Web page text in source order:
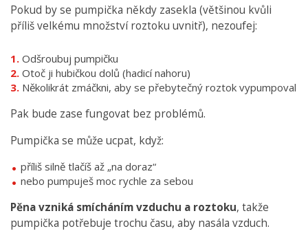
Pokud by se pumpička někdy zasekla (většinou kvůli
příliš velkému množství roztoku uvnitř), nezoufej:
Odšroubuj pumpičku
Otoč ji hubičkou dolů (hadicí nahoru)
Několikrát zmáčkni, aby se přebytečný roztok vypumpoval
Pak bude zase fungovat bez problémů.
Pumpička se může ucpat, když:
příliš silně tlačíš až „na doraz“
nebo pumpuješ moc rychle za sebou
Pěna vzniká smícháním vzduchu a roztoku, takže
pumpička potřebuje trochu času, aby nasála vzduch.